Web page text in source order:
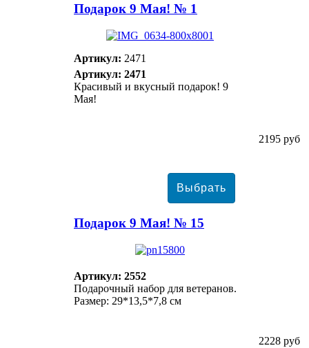
Подарок 9 Мая! № 1
Артикул: 2471
Артикул: 2471
Красивый и вкусный подарок! 9
Мая!
2195 руб
Подарок 9 Мая! № 15
Артикул: 2552
Подарочный набор для ветеранов.
Размер: 29*13,5*7,8 см
2228 руб